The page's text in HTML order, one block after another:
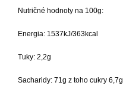
Nutričné hodnoty na 100g:
Energia: 1537kJ/363kcal
Tuky: 2,2g
Sacharidy: 71g z toho cukry 6,7g